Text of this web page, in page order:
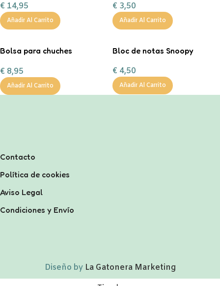
chocolate a la taza, nubes y
bas
€ 14,95
Añadir Al Carrito
€ 3,50
Añadir Al Carrito
Bolsa para chuches
€ 8,95
Añadir Al Carrito
Bloc de notas Snoopy
€ 4,50
Añadir Al Carrito
Contacto
Política de cookies
Aviso Legal
Condiciones y Envío
Diseño by La Gatonera Marketing